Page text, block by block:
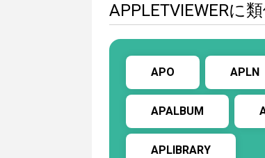
APPLETVIEWERに
APO APLN
APALBUM
APLIBRARY